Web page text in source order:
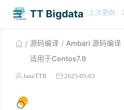
TT
Bigdata
今日 41
源码编译 Ambari 源码编译
适用于Centos7.9
JaneTTR 2025-05-03